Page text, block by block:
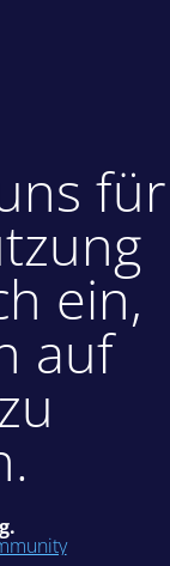
für
ein,
auf